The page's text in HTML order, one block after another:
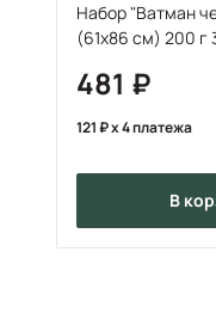
Набор "Ватман
(61x86 см) 200 г
481
121 x 4 платежа
в